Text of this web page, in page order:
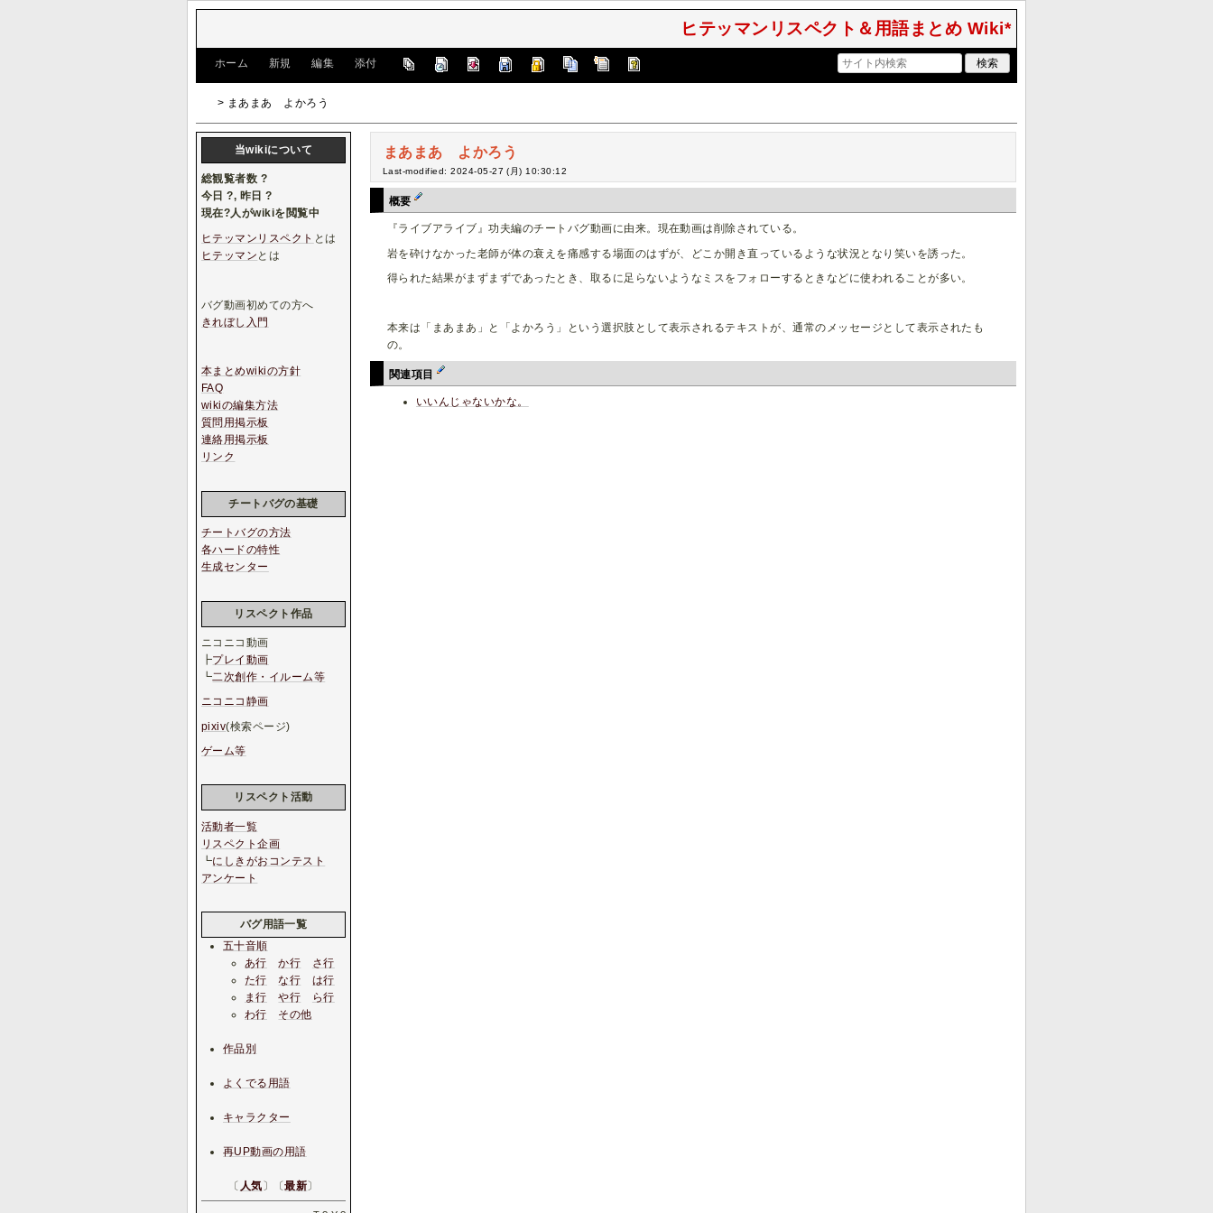
ヒテッマンリスペクト＆用語まとめ Wiki*
ホーム 新規 編集 添付
> まあまあ よかろう
まあまあ よかろう
Last-modified: 2024-05-27 (月) 10:30:12
概要
『ライブアライブ』功夫編のチートバグ動画に由来。現在動画は削除されている。
岩を砕けなかった老師が体の衰えを痛感する場面のはずが、どこか開き直っているような状況となり笑いを誘った。
得られた結果がまずまずであったとき、取るに足らないようなミスをフォローするときなどに使われることが多い。
本来は「まあまあ」と「よかろう」という選択肢として表示されるテキストが、通常のメッセージとして表示されたも
の。
関連項目
いいんじゃないかな。
当wikiについて
総観覧者数 ?
今日?, 昨日?
現在?人がwikiを閲覧中
ヒテッマンリスペクト とは
ヒテッマン とは
バグ動画初めての方へ
きれぼし入門
本まとめwikiの方針
FAQ
wikiの編集方法
質問用掲示板
連絡用掲示板
リンク
チートバグの基礎
チートバグの方法
各ハードの特性
生成センター
リスペクト作品
ニコニコ動画
┣プレイ動画
┗二次創作・イルーム等
ニコニコ静画
pixiv(検索ページ)
ゲーム等
リスペクト活動
活動者一覧
リスペクト企画
┗にしきがおコンテスト
アンケート
バグ用語一覧
五十音順
あ行
か行
さ行
た行
な行
は行
ま行
や行
ら行
わ行
その他
作品別
よくでる用語
キャラクター
再UP動画の用語
〔 人気 〕〔最新〕